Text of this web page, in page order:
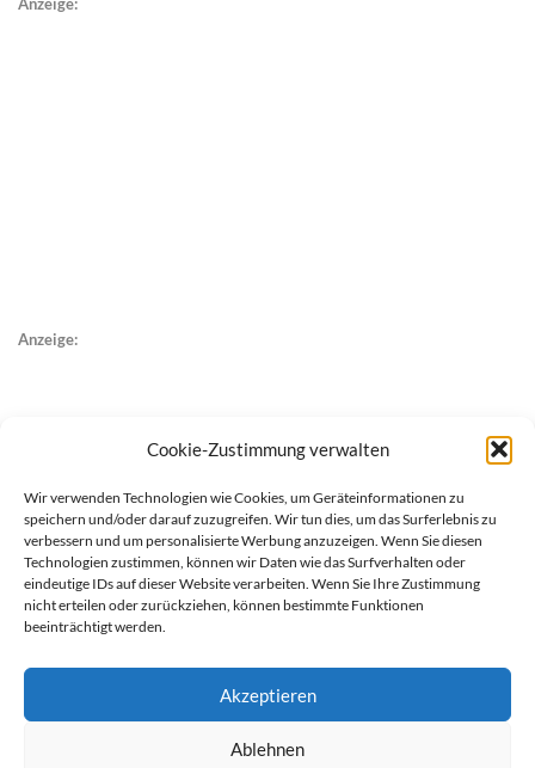
Cookie-Zustimmung verwalten
Wir verwenden Technologien wie Cookies, um Geräteinformationen zu
speichern und/oder darauf zuzugreifen. Wir tun dies, um das Surferlebnis zu
verbessern und um personalisierte Werbung anzuzeigen. Wenn Sie diesen
Technologien zustimmen, können wir Daten wie das Surfverhalten oder
eindeutige IDs auf dieser Website verarbeiten. Wenn Sie Ihre Zustimmung
nicht erteilen oder zurückziehen, können bestimmte Funktionen
beeinträchtigt werden.
Akzeptieren
Ablehnen
Anzeige:
Anzeige: